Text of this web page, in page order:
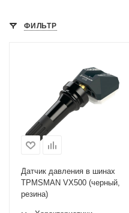
ФИЛЬТР
Датчик давления в шинах
TPMSMAN VX500 (черный,
резина)